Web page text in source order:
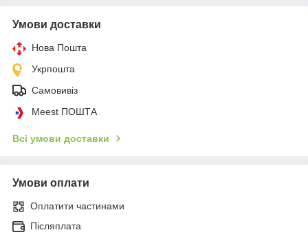
Умови доставки
Нова Пошта
Укрпошта
Самовивіз
Meest ПОШТА
Всі умови доставки
Умови оплати
Оплатити частинами
Післяплата